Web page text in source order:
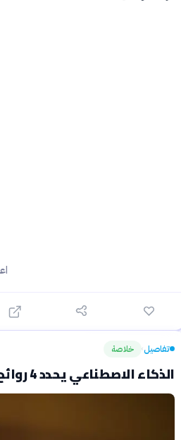
تفاصيل› خلاصة
الذكاء الاصطناعي يحدد 4 روائح طبيعية للنوم العميق